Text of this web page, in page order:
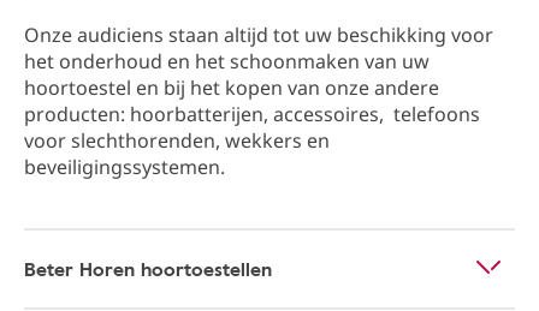
Onze audiciens staan altijd tot uw beschikking ​​voor
het onderhoud en het schoonmaken van uw
hoortoestel en bij het kopen van onze andere
producten: hoorbatterijen, accessoires, telefoons
voor slechthorenden, wekkers en
beveiligingssystemen.
Beter Horen hoortoestellen